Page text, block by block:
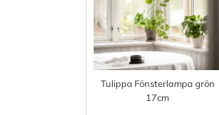
Tulippa Fönsterlampa grön
17cm